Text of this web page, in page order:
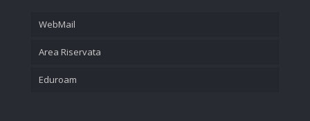
WebMail
Area Riservata
Eduroam